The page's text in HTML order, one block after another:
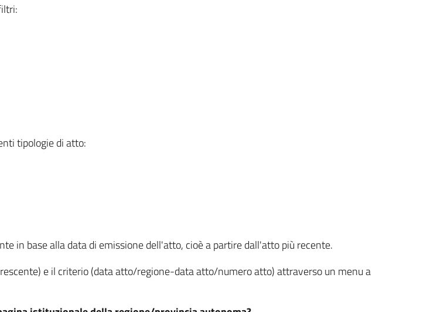
tipologie di atto:
in base alla data di emissione dell'atto, cioè a partire dall'atto più recente.
e il criterio (data atto/regione-data atto/numero atto) attraverso un menu a